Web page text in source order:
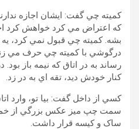
کميته چي گفت: ايشان اجازه
که اعتراض مي کرد خواهش کرد
بشه. کميته چي قبول نمي کرد، يه
درگوشي با کميته چي حرف مي
رساند به در اتاق که نيمه باز
کنار خودش ديد، تقه اي به در زد.
کسي از داخل گفت: بيا تو، وارد
سمت چپ ميز عکس بزرگي از
ساک و کيسه قرار داشت.